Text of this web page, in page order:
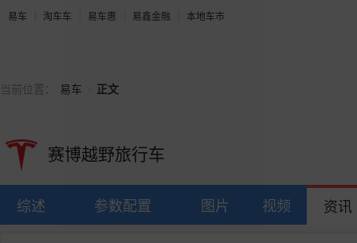
易车 淘车车 易车惠 易鑫金融 本地车市
当前位置： 易车 正文
赛博越野旅行车
综述 参数配置 图片 视频 资讯